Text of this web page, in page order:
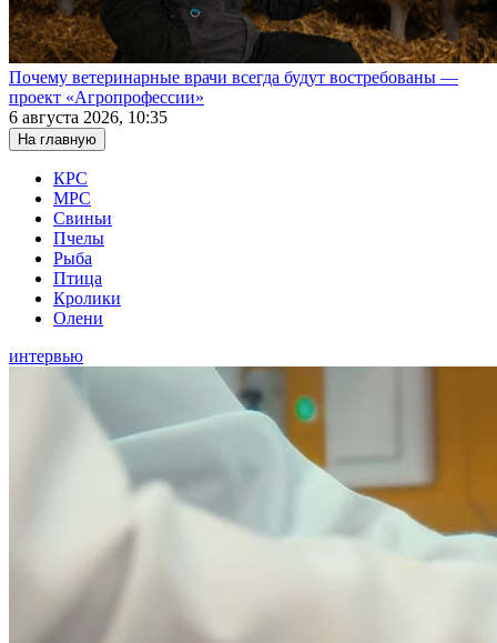
Почему ветеринарные врачи всегда будут востребованы —
проект «Агропрофессии»
6 августа 2026, 10:35
На главную
КРС
МРС
Свиньи
Пчелы
Рыба
Птица
Кролики
Олени
интервью